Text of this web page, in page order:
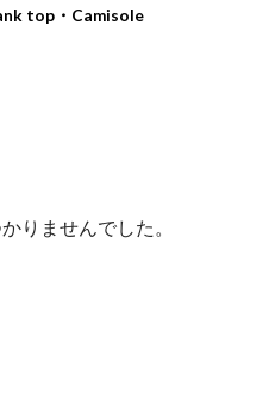
top・Camisole
りませんでした。